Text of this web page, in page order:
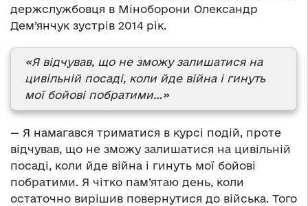
держслужбовця в Міноборони Олександр
Дем’янчук зустрів 2014 рік.
«Я відчував, що не зможу залишатися на
цивільній посаді, коли йде війна і гинуть
мої бойові побратими…»
— Я намагався триматися в курсі подій, проте
відчував, що не зможу залишатися на цивільній
посаді, коли йде війна і гинуть мої бойові
побратими. Я чітко пам’ятаю день, коли
остаточно вирішив повернутися до війська. Того